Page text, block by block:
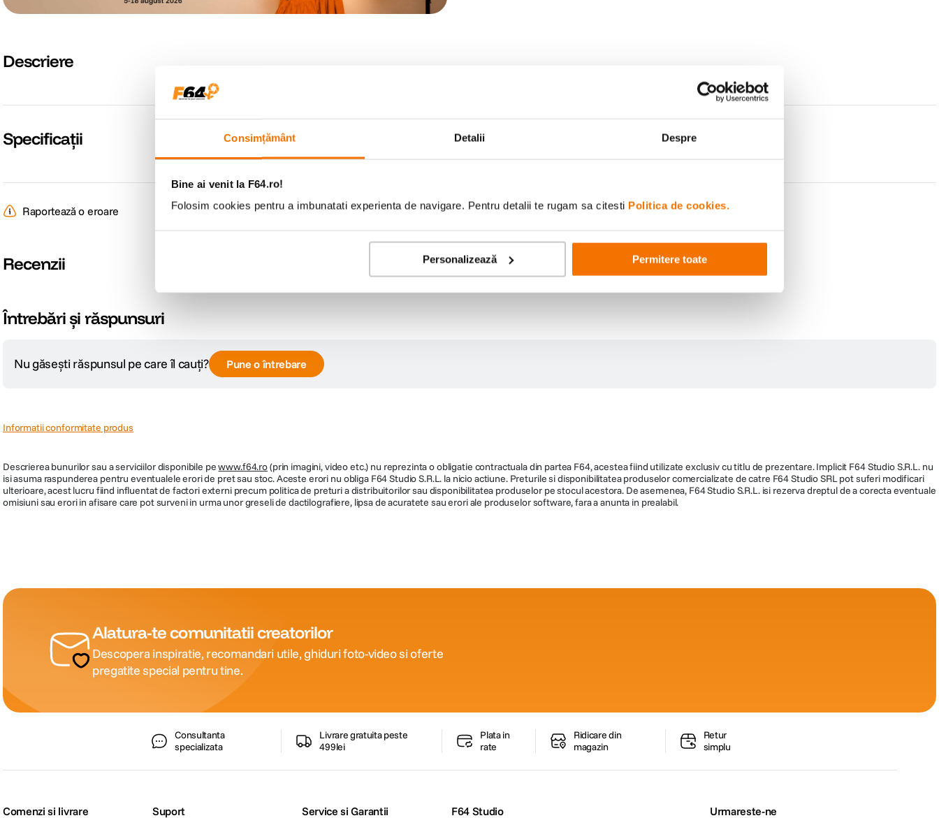
Consimțământ Detalii Despre
Bine ai venit la F64.ro!
Folosim cookies pentru a imbunatati experienta de navigare. Pentru detalii te rugam sa citesti Politica de cookies.
Personalizează Permitere toate
Descriere
Specificații
Raportează o eroare
Recenzii
Întrebări și răspunsuri
Nu găsești răspunsul pe care îl cauți? Pune o întrebare
Informatii conformitate produs
Descrierea bunurilor sau a serviciilor disponibile pewww.f64.ro(prin imagini, video etc.) nu reprezinta o obligatie contractuala din partea F64, acestea fiind utilizate exclusiv cu titlu de prezentare. Implicit F64 Studio S.R.L. nu
isi asuma raspunderea pentru eventualele erori de pret sau stoc. Aceste erori nu obliga F64 Studio S.R.L. la nicio actiune. Preturile si disponibilitatea produselor comercializate de catre F64 Studio SRL pot suferi modificari
ulterioare, acest lucru fiind influentat de factori externi precum politica de preturi a distribuitorilor sau disponibilitatea produselor pe stocul acestora. De asemenea, F64 Studio S.R.L. isi rezerva dreptul de a corecta eventuale
omisiuni sau erori in afisare care pot surveni in urma unor greseli de dactilografiere, lipsa de acuratete sau erori ale produselor software, fara a anunta in prealabil.
Alatura-te comunitatii creatorilor
Descopera inspiratie, recomandari utile, ghiduri foto-video si oferte
pregatite special pentru tine.
Consultanta
specializata
Livrare gratuita peste
499lei
Plata in
rate
Ridicare din
magazin
Retur
simplu
Comenzi si livrare Suport Service si Garantii F64 Studio Urmareste-ne